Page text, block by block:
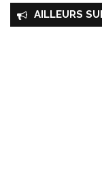
AILLEURS